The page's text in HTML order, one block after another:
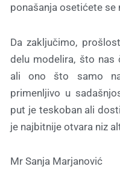
ponašanja osetićete se
Da zaključimo,
delu modelira, što nas
ali ono što samo
primenljivo u
put je teskoban ali
je najbitnije otvara niz
Mr Sanja Marjanović